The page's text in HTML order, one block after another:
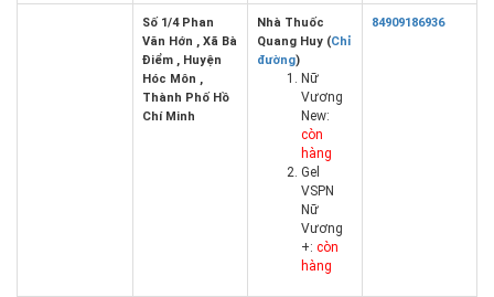
Số 1/4 Phan
Văn Hớn , Xã Bà
Điểm , Huyện
Hóc Môn ,
Thành Phố Hồ
Chí Minh
Nhà Thuốc
Quang Huy (Chỉ
đường)
Nữ
Vương
New:
còn
hàng
Gel
VSPN
Nữ
Vương
+: còn
hàng
84909186936